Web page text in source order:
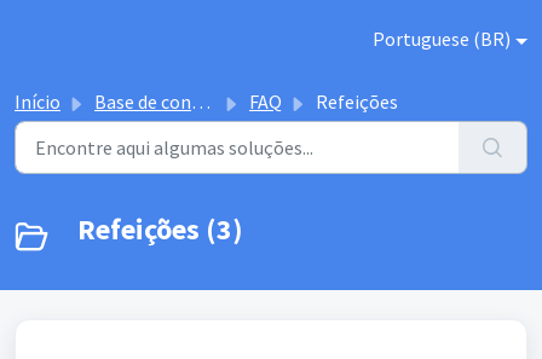
Portuguese (BR)
Início Base de conhecimento FAQ Refeições
Refeições (3)